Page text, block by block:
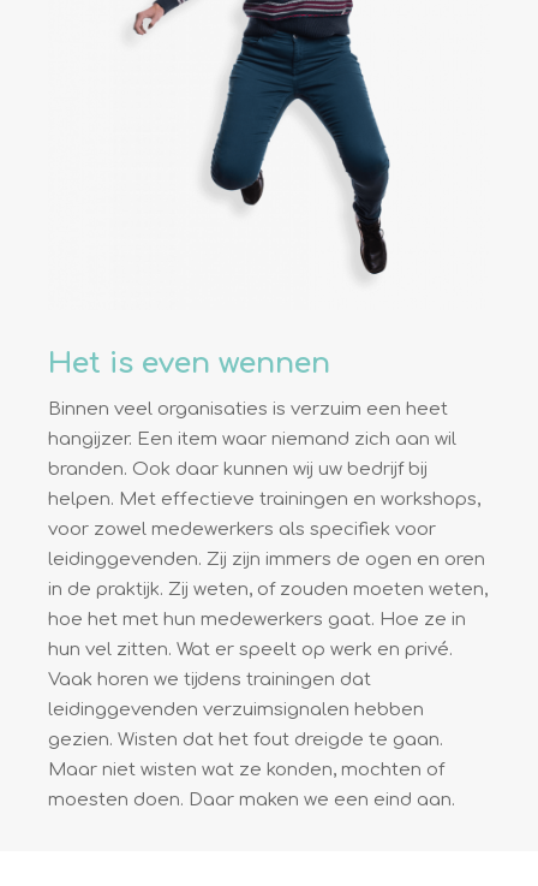
Het is even wennen
Binnen veel organisaties is verzuim een heet
hangijzer. Een item waar niemand zich aan wil
branden. Ook daar kunnen wij uw bedrijf bij
helpen. Met effectieve trainingen en workshops,
voor zowel medewerkers als specifiek voor
leidinggevenden. Zij zijn immers de ogen en oren
in de praktijk. Zij weten, of zouden moeten weten,
hoe het met hun medewerkers gaat. Hoe ze in
hun vel zitten. Wat er speelt op werk en privé.
Vaak horen we tijdens trainingen dat
leidinggevenden verzuimsignalen hebben
gezien. Wisten dat het fout dreigde te gaan.
Maar niet wisten wat ze konden, mochten of
moesten doen. Daar maken we een eind aan.